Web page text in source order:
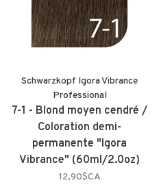
Schwarzkopf Igora Vibrance
Professional
7-1 - Blond moyen cendré /
Coloration demi-
permanente "Igora
Vibrance" (60ml/2.0oz)
12,90$CA